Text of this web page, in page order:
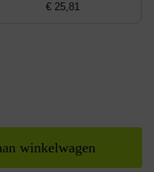
€ 25,81
winkelwagen